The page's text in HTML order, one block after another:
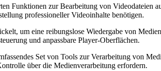
Funktionen zur Bearbeitung von Videodateien
professioneller Videoinhalte benötigen.
um eine reibungslose Wiedergabe von
und anpassbare Player-Oberflächen.
Set von Tools zur Verarbeitung von
über die Medienverarbeitung erfordern.